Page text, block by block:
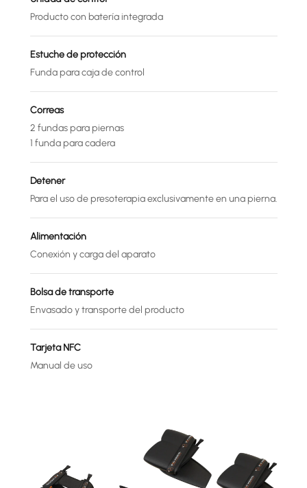
Producto con batería integrada
Estuche de protección
Funda para caja de control
Correas
2 fundas para piernas
1 funda para cadera
Detener
Para el uso de presoterapia exclusivamente en una pierna.
Alimentación
Conexión y carga del aparato
Bolsa de transporte
Envasado y transporte del producto
Tarjeta NFC
Manual de uso